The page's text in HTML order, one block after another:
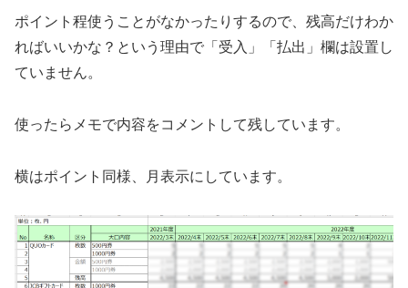
ポイント程使うことがなかったりするので、残高だけわか
ればいいかな？という理由で「受入」「払出」欄は設置し
ていません。
使ったらメモで内容をコメントして残しています。
横はポイント同様、月表示にしています。